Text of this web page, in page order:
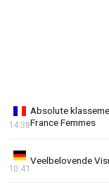
Absolute
France Femmes
14:38
Veelbelovende
10:41